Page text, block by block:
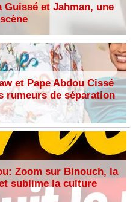
et Jahman, une
et Pape Abdou Cissé
rumeurs de séparation
Zoom sur Binouch, la
sublime la culture